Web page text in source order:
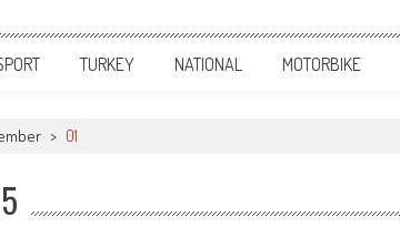
TURKEY NATIONAL MOTORBIKE
> 01